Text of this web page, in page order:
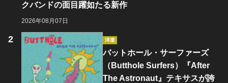
クバンドの面目躍如たる新作
2026年08月07日
洋楽
バットホール・サーファーズ
（Butthole Surfers）『After
The Astronaut』テキサスが誇